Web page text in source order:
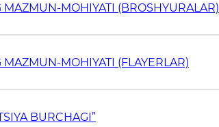
MAZMUN-MOHIYATI (BROSHYURALAR)
MOHIYATI (FLAYERLAR)
BURCHAGI”